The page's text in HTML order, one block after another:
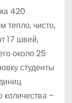
420
тепло, чисто,
17 швей,
около 25
студенты
количества –